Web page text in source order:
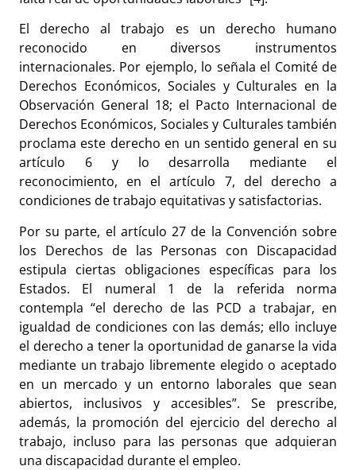
El derecho al trabajo es un derecho humano
reconocido en diversos instrumentos
internacionales. Por ejemplo, lo señala el Comité de
Derechos Económicos, Sociales y Culturales en la
Observación General 18; el Pacto Internacional de
Derechos Económicos, Sociales y Culturales también
proclama este derecho en un sentido general en su
artículo 6 y lo desarrolla mediante el
reconocimiento, en el artículo 7, del derecho a
condiciones de trabajo equitativas y satisfactorias.
Por su parte, el artículo 27 de la Convención sobre
los Derechos de las Personas con Discapacidad
estipula ciertas obligaciones específicas para los
Estados. El numeral 1 de la referida norma
contempla “el derecho de las PCD a trabajar, en
igualdad de condiciones con las demás; ello incluye
el derecho a tener la oportunidad de ganarse la vida
mediante un trabajo libremente elegido o aceptado
en un mercado y un entorno laborales que sean
abiertos, inclusivos y accesibles”. Se prescribe,
además, la promoción del ejercicio del derecho al
trabajo, incluso para las personas que adquieran
una discapacidad durante el empleo.